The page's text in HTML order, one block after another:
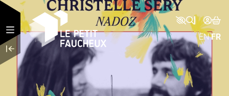
Aller au contenu principal
ENFR